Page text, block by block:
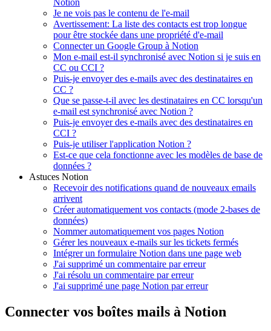
Notion
Je ne vois pas le contenu de l'e-mail
Avertissement: La liste des contacts est trop longue
pour être stockée dans une propriété d'e-mail
Connecter un Google Group à Notion
Mon e-mail est-il synchronisé avec Notion si je suis en
CC ou CCI ?
Puis-je envoyer des e-mails avec des destinataires en
CC ?
Que se passe-t-il avec les destinataires en CC lorsqu'un
e-mail est synchronisé avec Notion ?
Puis-je envoyer des e-mails avec des destinataires en
CCI ?
Puis-je utiliser l'application Notion ?
Est-ce que cela fonctionne avec les modèles de base de
données ?
Astuces Notion
Recevoir des notifications quand de nouveaux emails
arrivent
Créer automatiquement vos contacts (mode 2-bases de
données)
Nommer automatiquement vos pages Notion
Gérer les nouveaux e-mails sur les tickets fermés
Intégrer un formulaire Notion dans une page web
J'ai supprimé un commentaire par erreur
J'ai résolu un commentaire par erreur
J'ai supprimé une page Notion par erreur
Connecter vos boîtes mails à Notion